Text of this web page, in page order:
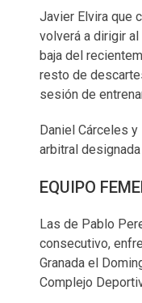
Javier Elvira que
volverá a dirigir al
baja del
resto de
sesión de
Daniel Cárceles
arbitral
EQUIPO
Las de Pablo
consecutivo,
Granada el
Complejo